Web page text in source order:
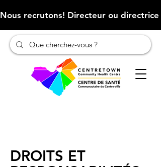
Nous recrutons! Directeur ou
DROITS ET